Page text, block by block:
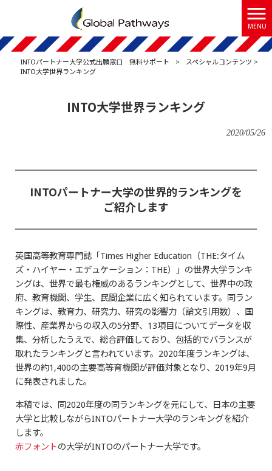
MENU
INTOパートナー大学公式出願窓口 無料サポート > スペシャルコンテンツ >
INTO大学世界ランキング
INTO大学世界ランキング
2020/05/26
INTOパートナー大学の世界的ランキングを
ご紹介します
英国高等教育専門誌「Times Higher Education（THE:タイム
ズ・ハイヤー・エデュケーション：THE）」の世界大学ランキ
ングは、世界で最も権威のあるランキングとして、世界中の政
府、教育機関、学生、民間企業に広く知られています。同ラン
キングは、教育力、研究力、研究の影響力（論文引用数）、国
際性、産業界からの収入の5分野、13項目についてデータを収
集、分析したうえで、総合評価しており、包括的でバランスが
取れたランキングと言われています。2020年度ランキングは、
世界の約1,400の主要高等育機関が評価対象となり、2019年9月
に発表されました。
本稿では、同2020年度の同ランキングを元にして、日本の主要
大学と比較しながらINTOパートナー大学のランキングを紹介
します。
赤フォントの大学がINTOのパートナー大学です。